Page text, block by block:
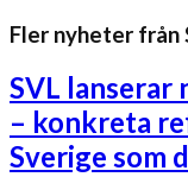
Fler nyheter från
SVL
– konkreta
Sverige som